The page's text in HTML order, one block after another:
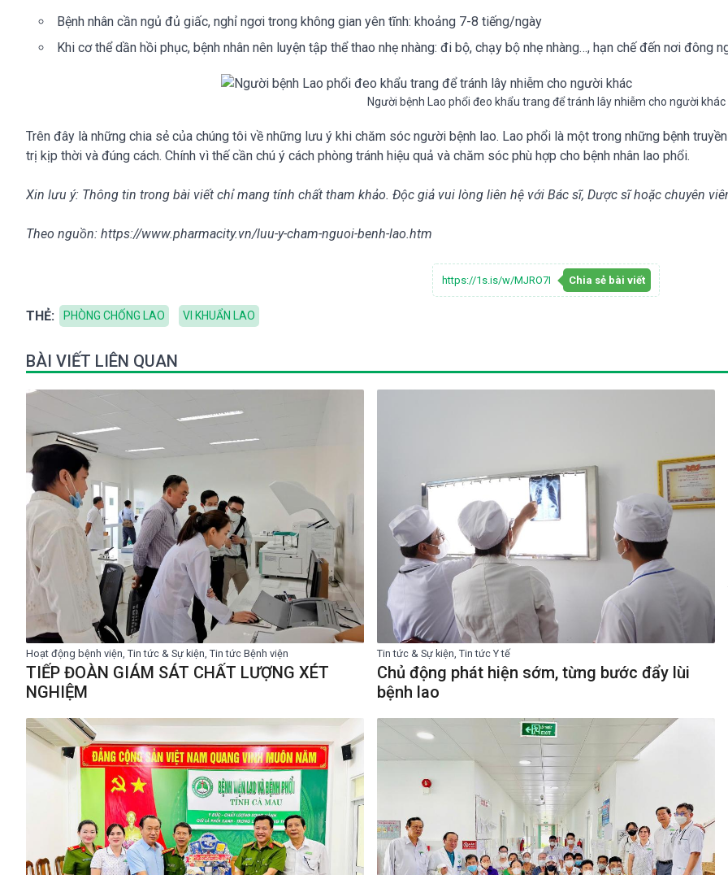
Bệnh nhân cần ngủ đủ giấc, nghỉ ngơi trong không gian yên tĩnh: khoảng 7-8 tiếng/ngày
Khi cơ thể dần hồi phục, bệnh nhân nên luyện tập thể thao nhẹ nhàng: đi bộ, chạy bộ nhẹ nhàng…, hạn chế đến nơi đông
Người bệnh Lao phổi đeo khẩu trang để tránh lây nhiễm cho người khác
Trên đây là những chia sẻ của chúng tôi về những lưu ý khi chăm sóc người bệnh lao. Lao phổi là một trong những bệnh
trị kịp thời và đúng cách. Chính vì thế cần chú ý cách phòng tránh hiệu quả và chăm sóc phù hợp cho bệnh nhân lao phổi.
Xin lưu ý: Thông tin trong bài viết chỉ mang tính chất tham khảo. Độc giả vui lòng liên hệ với Bác sĩ, Dược sĩ hoặc chuyên
Theo nguồn: https://www.pharmacity.vn/luu-y-cham-nguoi-benh-lao.htm
https://1s.is/w/MJRO7I Chia sẻ bài viết
THẺ: PHÒNG CHỐNG LAO VI KHUẨN LAO
BÀI VIẾT LIÊN QUAN
Hoạt động bệnh viện, Tin tức & Sự kiện, Tin tức Bệnh viện
TIẾP ĐOÀN GIÁM SÁT CHẤT LƯỢNG XÉT
NGHIỆM
Tin tức & Sự kiện, Tin tức Y tế
Chủ động phát hiện sớm, từng bước đẩy lùi
bệnh lao